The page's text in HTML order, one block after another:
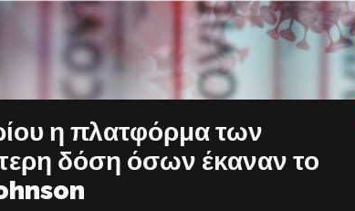
η πλατφόρμα των
δόση όσων έκαναν το